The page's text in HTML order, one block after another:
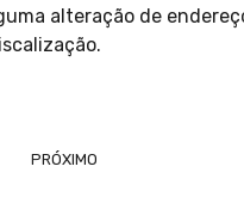
alteração de
PRÓXIMO